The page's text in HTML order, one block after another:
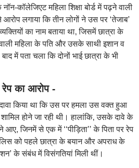
कॉलेजिएट महिला शिक्षा बोर्ड में पढ़ने वाली
ने आरोप लगाया कि तीन लोगों ने उस पर ‘तेजाब’
का नाम बताया था, जिसमें छात्रा के
महिला के पति और उसके साथी इशान व
में पता चला कि दोनों भाई छात्रा के भी
रेप का आरोप -
किया था कि उस पर हमला उस वक्त हुआ
होने जा रही थी। हालांकि, उसके दावे के
जिनमें से एक में ‘‘पीड़िता’’ के पिता पर रेप
को पहले छात्रा के बयान और अपराध के
के संबंध में विसंगतियां मिली थीं।